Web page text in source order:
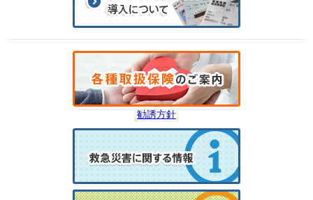
勧誘方針